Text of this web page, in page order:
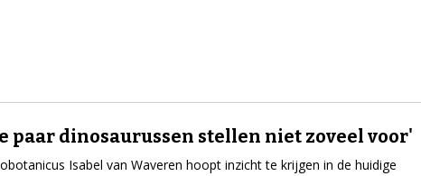
paar dinosaurussen stellen niet zoveel voor'
Isabel van Waveren hoopt inzicht te krijgen in de huidige